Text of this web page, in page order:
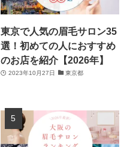
東京で人気の眉毛サロン35
選！初めての人におすすめ
のお店を紹介【2026年】
2023年10月27日 東京都